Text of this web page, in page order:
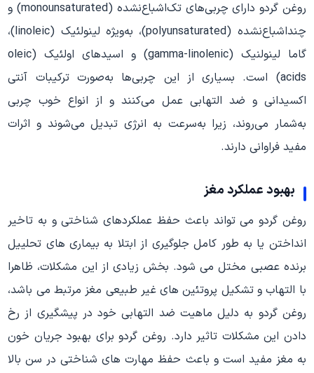
روغن گردو دارای چربی‌های تک‌اشباع‌نشده (monounsaturated) و
چنداشباع‌نشده (polyunsaturated)، به‌ویژه لینولئیک (linoleic)،
گاما لینولنیک (gamma-linolenic) و اسیدهای اولئیک (oleic
acids) است. بسیاری از این چربی‌ها به‌صورت ترکیبات آنتی
اکسیدانی و ضد التهابی عمل می‌کنند و از انواع خوب چربی
به‌شمار می‌روند، زیرا به‌سرعت به انرژی تبدیل می‌شوند و اثرات
مفید فراوانی دارند.
بهبود عملکرد مغز
روغن گردو می تواند باعث حفظ عملکردهای شناختی و به تاخیر
انداختن یا به طور کامل جلوگیری از ابتلا به بیماری های تحلییل
برنده عصبی مختل می شود. بخش زیادی از این مشکلات، ظاهرا
با التهاب و تشکیل پروتئین های غیر طبیعی مغز مرتبط می باشد،
روغن گردو به دلیل ماهیت ضد التهابی خود در پیشگیری از رخ
دادن این مشکلات تاثیر دارد. روغن گردو برای بهبود جریان خون
به مغز مفید است و باعث حفظ مهارت های شناختی در سن بالا